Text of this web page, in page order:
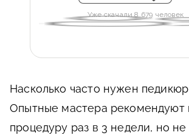
Уже скачали 8 679 человек
Насколько часто нужен
Опытные мастера рекомендуют
процедуру раз в 3 недели, но